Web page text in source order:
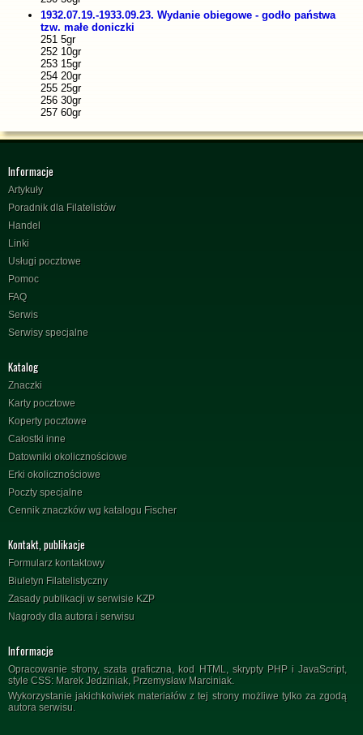
1932.07.19.-1933.09.23. Wydanie obiegowe - godło państwa
tzw. małe doniczki
251 5gr
252 10gr
253 15gr
254 20gr
255 25gr
256 30gr
257 60gr
Informacje
Artykuły
Poradnik dla Filatelistów
Handel
Linki
Usługi pocztowe
Pomoc
FAQ
Serwis
Serwisy specjalne
Katalog
Znaczki
Karty pocztowe
Koperty pocztowe
Całostki inne
Datowniki okolicznościowe
Erki okolicznościowe
Poczty specjalne
Cennik znaczków wg katalogu Fischer
Kontakt, publikacje
Formularz kontaktowy
Biuletyn Filatelistyczny
Zasady publikacji w serwisie KZP
Nagrody dla autora i serwisu
Informacje
Opracowanie strony, szata graficzna, kod HTML, skrypty PHP i JavaScript,
style CSS: Marek Jedziniak, Przemysław Marciniak.
Wykorzystanie jakichkolwiek materiałów z tej strony możliwe tylko za zgodą
autora serwisu.